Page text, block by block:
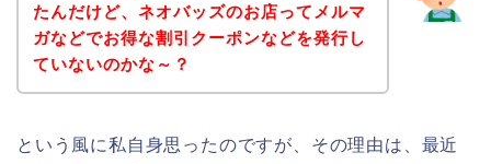
たんだけど、ネオバッズのお店ってメルマ
ガなどでお得な割引クーポンなどを発行し
ていないのかな～？
という風に私自身思ったのですが、その理由は、最近